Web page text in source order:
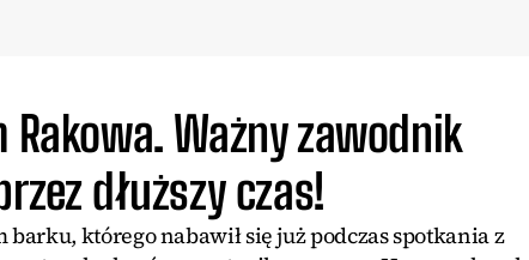
Rakowa. Ważny zawodnik
dłuższy czas!
barku, którego nabawił się już podczas spotkania z